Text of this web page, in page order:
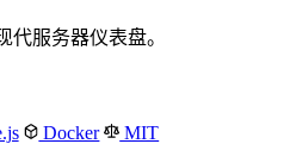
代服务器仪表盘。
Docker MIT